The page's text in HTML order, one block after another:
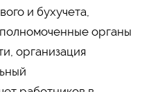
и бухучета,
органы
организация